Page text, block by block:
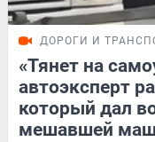
ДОРОГИ И
«Тянет на
автоэксперт
который дал
мешавшей